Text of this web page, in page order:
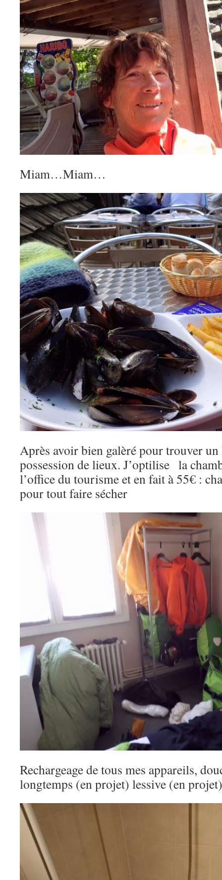
Miam…Miam…
Après avoir bien galèré pour trouver
possession de lieux. J’optilise la
l’office du tourisme et en fait à 55€ :
pour tout faire sécher
Rechargeage de tous mes appareils,
longtemps (en projet) lessive (en projet)